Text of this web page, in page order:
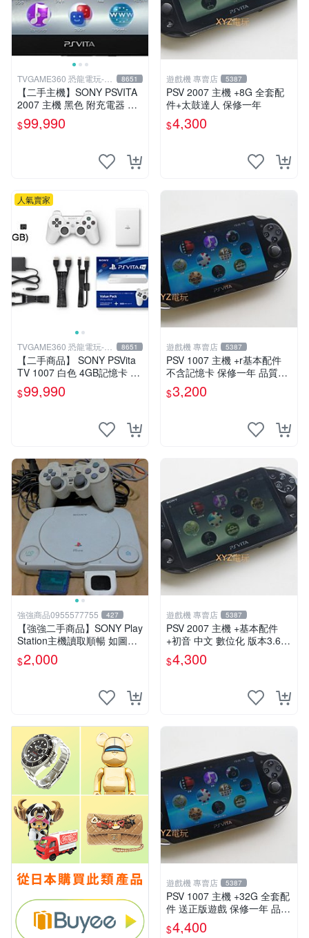
TVGAME360 恐龍電玩-台
中店
8651
【二手主機】SONY PSVITA
2007 主機 黑色 附充電器 US
B傳輸線 PS VITA PSV 無盒
裝
$99,990
遊戲機 專賣店 5387
PSV 2007 主機 +8G 全套配
件+太鼓達人 保修一年
$4,300
人氣賣家
TVGAME360 恐龍電玩-台
中店
8651
【二手商品】 SONY PSVita
TV 1007 白色 4GB記憶卡 PS
3手把(白) 書盒完整 【台中恐
龍電玩】
$99,990
遊戲機 專賣店 5387
PSV 1007 主機 +r基本配件
不含記憶卡 保修一年 品質有
保障
$3,200
強強商品0955577755 427
【強強二手商品】SONY Play
Station主機讀取順暢 如圖全
部 ! 外觀完整乾淨
$2,000
遊戲機 專賣店 5387
PSV 2007 主機 +基本配件
+初音 中文 數位化 版本3.69
PS Vita2007 保修一年 85成
新
$4,300
遊戲機 專賣店 5387
PSV 1007 主機 +32G 全套配
件 送正版遊戲 保修一年 品質
有保障
$4,400